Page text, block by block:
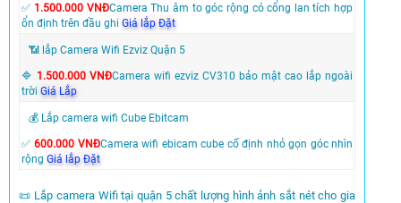
✅ 1.500.000 VNĐCamera Thu âm to góc rộng có cổng lan tích hợp
ổn định trên đầu ghi Giá lắp Đặt
📶 lắp Camera Wifi Ezviz Quận 5
🔷 1.500.000 VNĐCamera wifi ezviz CV310 bảo mật cao lắp ngoài
trời Giá Lắp
💰 Lắp camera wifi Cube Ebitcam
✅ 600.000 VNĐCamera wifi ebicam cube cố định nhỏ gọn góc nhìn
rộng Giá lắp Đặt
📜 Lắp camera Wifi tại quận 5 chất lượng hình ảnh sắt nét cho gia